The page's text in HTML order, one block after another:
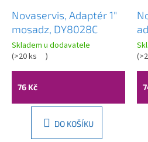
Novaservis, Adaptér 1"
mosadz, DY8028C
Skladem u dodavatele
(>20 ks )
76 Kč
DO KOŠÍKU
(